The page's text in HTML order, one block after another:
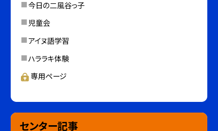
今日の二風谷っ子
児童会
アイヌ語学習
ハララキ体験
専用ページ
センター記事